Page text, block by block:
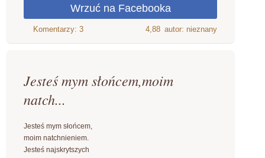
4,88 autor: nieznany
Jesteś mym słońcem,moim
natch...
Jesteś mym słońcem,
moim natchnieniem.
Jesteś najskrytszych